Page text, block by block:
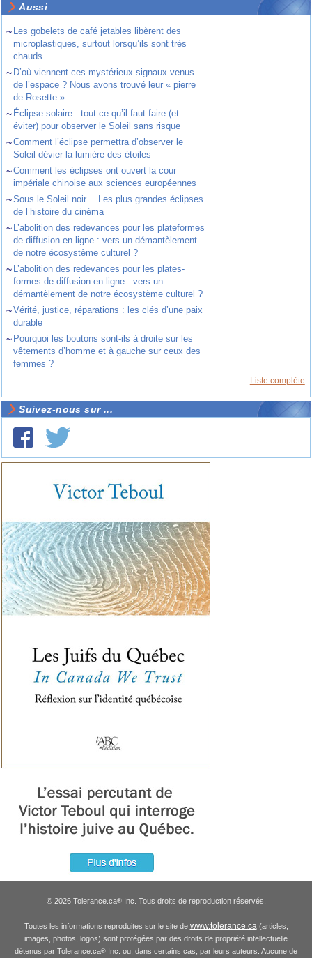
Aussi
~ Les gobelets de café jetables libèrent des
microplastiques, surtout lorsqu’ils sont très
chauds
~ D’où viennent ces mystérieux signaux venus
de l’espace ? Nous avons trouvé leur « pierre
de Rosette »
~ Éclipse solaire : tout ce qu’il faut faire (et
éviter) pour observer le Soleil sans risque
~Comment l’éclipse permettra d’observer le
Soleil dévier la lumière des étoiles
~Comment les éclipses ont ouvert la cour
impériale chinoise aux sciences européennes
~Sous le Soleil noir… Les plus grandes éclipses
de l’histoire du cinéma
~ L’abolition des redevances pour les plateformes
de diffusion en ligne : vers un démantèlement
de notre écosystème culturel ?
~ L’abolition des redevances pour les plates-
formes de diffusion en ligne : vers un
démantèlement de notre écosystème culturel ?
~Vérité, justice, réparations : les clés d’une paix
durable
~ Pourquoi les boutons sont-ils à droite sur les
vêtements d’homme et à gauche sur ceux des
femmes ?
Liste complète
Suivez-nous sur ...
© 2026 Tolerance.ca®Inc. Tous droits de reproduction réservés.
Toutes les informations reproduites sur le site de www.tolerance.ca(articles,
images, photos, logos) sont protégées par des droits de propriété intellectuelle
détenus par Tolerance.ca® Inc. ou, dans certains cas, par leurs auteurs. Aucune de